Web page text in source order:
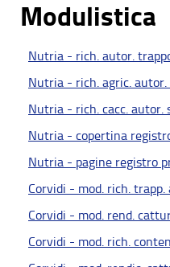
Modulistica
Nutria - rich. autor.
Nutria - rich. agric. autor.
Nutria - rich. cacc. autor.
Nutria - copertina
Nutria - pagine registro
Corvidi - mod. rich. trapp.
Corvidi - mod. rend.
Corvidi - mod. rich.